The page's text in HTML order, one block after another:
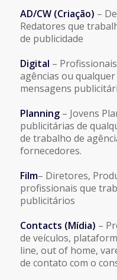
AD/CW (Criação) –
Redatores que
de publicidade
Digital –
agências ou
mensagens
Planning– Jovens
publicitárias de
de trabalho de
fornecedores.
Film– Diretores,
profissionais que
publicitários
Contacts (Mídia) –
de veículos,
line, out of home,
de contato com o